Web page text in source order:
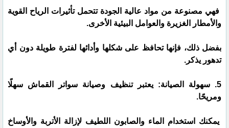
فهي مصنوعة من مواد عالية الجودة تتحمل تأثيرات الرياح القوية
والأمطار الغزيرة والعوامل البيئية الأخرى.
بفضل ذلك، فإنها تحافظ على شكلها وأدائها لفترة طويلة دون أي
تدهور يذكر.
5. سهولة الصيانة: يعتبر تنظيف وصيانة سواتر القماش سهلًا
ومريحًا.
يمكنك استخدام الماء والصابون اللطيف لإزالة الأتربة والأوساخ